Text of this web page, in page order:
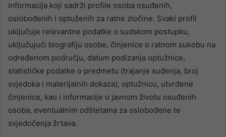
informacija koji sadrži profile osoba osuđenih,
oslobođenih i optuženih za ratne zločine. Svaki profil
uključuje relevantne podatke o sudskom postupku,
uključujući biografiju osobe, činjenice o ratnom sukobu na
određenom području, datum podizanja optužnice,
statističke podatke o predmetu (trajanje suđenja, broj
svjedoka i materijalnih dokaza), optužnicu, utvrđene
činjenice, kao i informacije o javnom životu osuđenih
osoba, eventualnim odštetama za oslobođene te
svjedočenja žrtava.